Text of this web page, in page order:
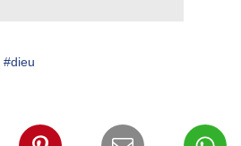
#dieu